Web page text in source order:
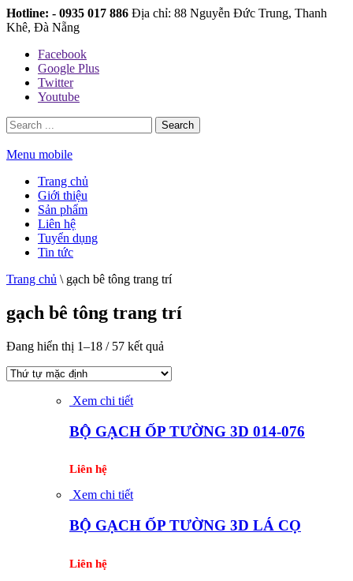
Hotline: - 0935 017 886 Địa chỉ: 88 Nguyễn Đức Trung, Thanh
Khê, Đà Nẵng
Facebook
Google Plus
Twitter
Youtube
Search
Menu mobile
Trang chủ
Giới thiệu
Sản phẩm
Liên hệ
Tuyển dụng
Tin tức
Trang chủ \ gạch bê tông trang trí
gạch bê tông trang trí
Đang hiển thị 1–18 / 57 kết quả
Xem chi tiết
BỘ GẠCH ỐP TƯỜNG 3D 014-076
Liên hệ
Xem chi tiết
BỘ GẠCH ỐP TƯỜNG 3D LÁ CỌ
Liên hệ